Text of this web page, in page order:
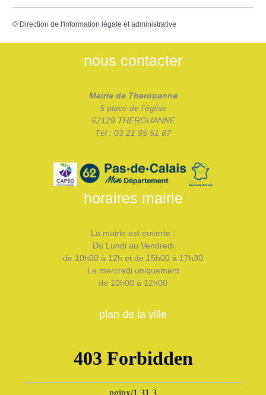
© Direction de l'information légale et administrative
nous contacter
Mairie de Therouanne
5 place de l'église
62129 THEROUANNE
Tél : 03 21 95 51 87
horaires mairie
La mairie est ouverte :
Du Lundi au Vendredi
de 10h00 à 12h et de 15h00 à 17h30
Le mercredi uniquement
de 10h00 à 12h00
plan de la ville